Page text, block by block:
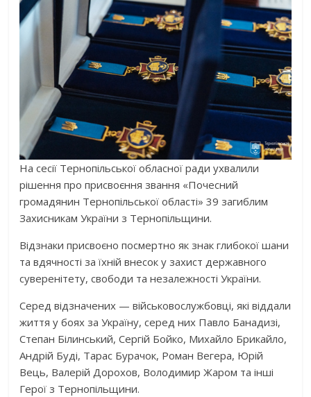
На сесії Тернопільської обласної ради ухвалили
рішення про присвоєння звання «Почесний
громадянин Тернопільської області» 39 загиблим
Захисникам України з Тернопільщини.
Відзнаки присвоєно посмертно як знак глибокої шани
та вдячності за їхній внесок у захист державного
суверенітету, свободи та незалежності України.
Серед відзначених — військовослужбовці, які віддали
життя у боях за Україну, серед них Павло Банадизі,
Степан Білинський, Сергій Бойко, Михайло Брикайлo,
Андрій Буді, Тарас Бурачок, Роман Вегера, Юрій
Вець, Валерій Дорохов, Володимир Жаром та інші
Герої з Тернопільщини.